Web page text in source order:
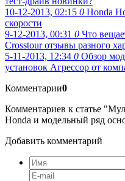
10-12-2013, 02:15 0 Honda
скорости
9-12-2013, 00:31 0 Что
Crosstour отзывы разного
5-11-2013, 12:34 0 Обзор
установок Агрессор от
Комментарии0
Комментариев к статье
Honda и модельный ряд
Добавить комментарий